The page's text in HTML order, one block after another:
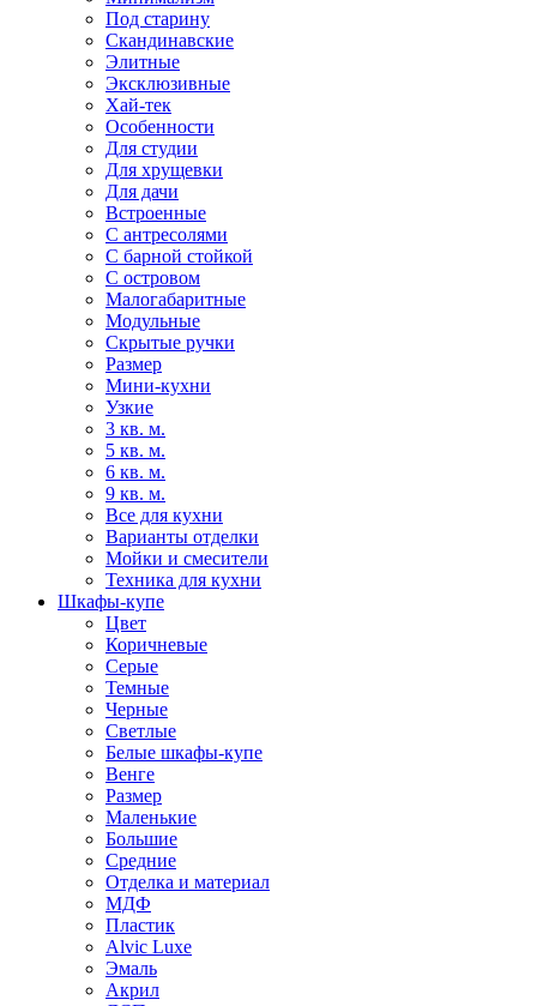
Под старину
Скандинавские
Элитные
Эксклюзивные
Хай-тек
Особенности
Для студии
Для хрущевки
Для дачи
Встроенные
С антресолями
С барной стойкой
С островом
Малогабаритные
Модульные
Скрытые ручки
Размер
Мини-кухни
Узкие
3 кв. м.
5 кв. м.
6 кв. м.
9 кв. м.
Все для кухни
Варианты отделки
Мойки и смесители
Техника для кухни
Шкафы-купе
Цвет
Коричневые
Серые
Темные
Черные
Светлые
Белые шкафы-купе
Венге
Размер
Маленькие
Большие
Средние
Отделка и материал
МДФ
Пластик
Alvic Luxe
Эмаль
Акрил